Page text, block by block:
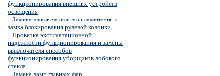
функционирования внешних устройств
освещения
Замена выключателя воспламенения и
замка блокирования рулевой колонки
Проверка эксплуатационной
надежности функционирования и замены
выключателя способов
функционирования уборщиков лобового
стекла
Замена ламп главных фар